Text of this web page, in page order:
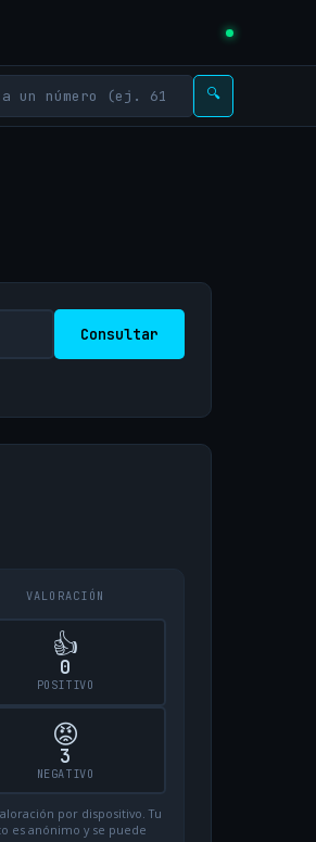
🔍
Consultar
VALORACIÓN
👍
0
POSITIVO
😡
3
NEGATIVO
por dispositivo. Tu
es anónimo y se puede